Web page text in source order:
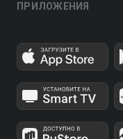
ПРИЛОЖЕНИЯ